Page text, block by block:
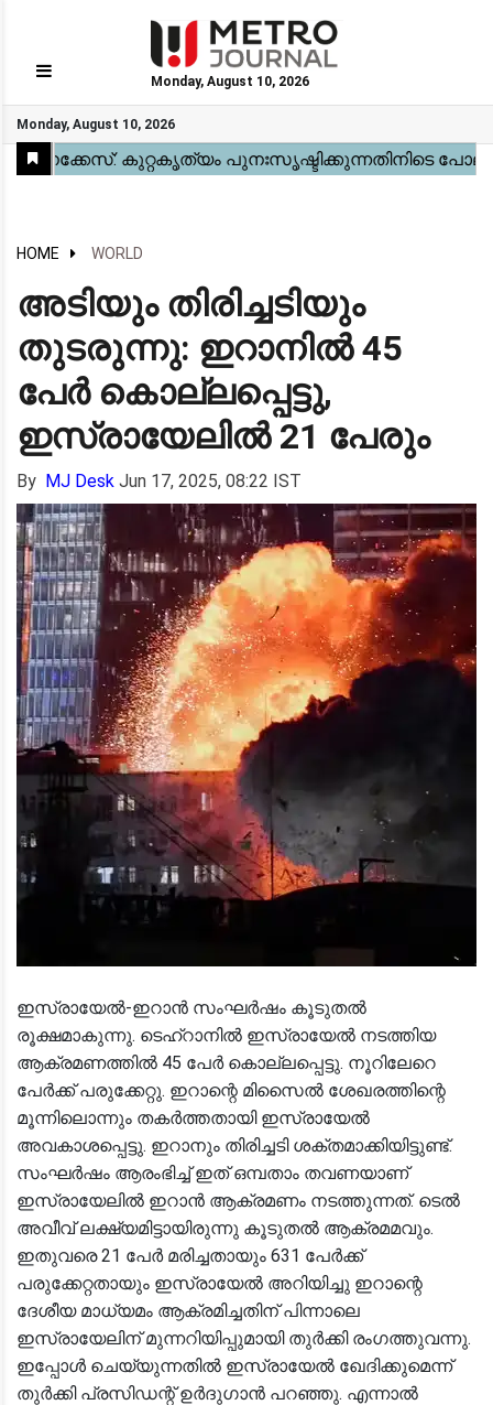
Monday, August 10, 2026
Monday, August 10, 2026
GO
Home
Kerala
National
Gulf
World
Sports
Movies
Health
Automobile
Travel
Education
Novel
Business
Technology
Webstory
HOME WORLD
അടിയും തിരിച്ചടിയും
തുടരുന്നു: ഇറാനിൽ 45
പേർ കൊല്ലപ്പെട്ടു,
ഇസ്രായേലിൽ 21 പേരും
By MJ Desk Jun 17, 2025, 08:22 IST
ഇസ്രായേൽ-ഇറാൻ സംഘർഷം കൂടുതൽ
രൂക്ഷമാകുന്നു. ടെഹ്‌റാനിൽ ഇസ്രായേൽ നടത്തിയ
ആക്രമണത്തിൽ 45 പേർ കൊല്ലപ്പെട്ടു. നൂറിലേറെ
പേർക്ക് പരുക്കേറ്റു. ഇറാന്റെ മിസൈൽ ശേഖരത്തിന്റെ
മൂന്നിലൊന്നും തകർത്തതായി ഇസ്രായേൽ
അവകാശപ്പെട്ടു. ഇറാനും തിരിച്ചടി ശക്തമാക്കിയിട്ടുണ്ട്.
സംഘർഷം ആരംഭിച്ച് ഇത് ഒമ്പതാം തവണയാണ്
ഇസ്രായേലിൽ ഇറാൻ ആക്രമണം നടത്തുന്നത്. ടെൽ
അവീവ് ലക്ഷ്യമിട്ടായിരുന്നു കൂടുതൽ ആക്രമമവും.
ഇതുവരെ 21 പേർ മരിച്ചതായും 631 പേർക്ക്
പരുക്കേറ്റതായും ഇസ്രായേൽ അറിയിച്ചു ഇറാന്റെ
ദേശീയ മാധ്യമം ആക്രമിച്ചതിന് പിന്നാലെ
ഇസ്രായേലിന് മുന്നറിയിപ്പുമായി തുർക്കി രംഗത്തുവന്നു.
ഇപ്പോൾ ചെയ്യുന്നതിൽ ഇസ്രായേൽ ഖേദിക്കുമെന്ന്
തുർക്കി പ്രസിഡന്റ് ഉർദുഗാൻ പറഞ്ഞു. എന്നാൽ